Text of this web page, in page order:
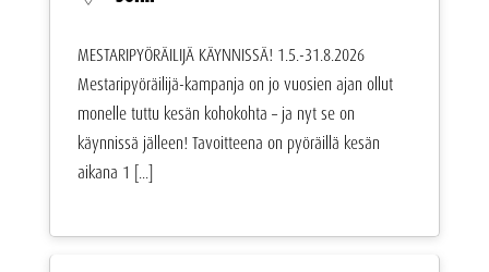
MESTARIPYÖRÄILIJÄ KÄYNNISSÄ! 1.5.-31.8.2026
Mestaripyöräilijä-kampanja on jo vuosien ajan ollut
monelle tuttu kesän kohokohta – ja nyt se on
käynnissä jälleen! Tavoitteena on pyöräillä kesän
aikana 1 [...]